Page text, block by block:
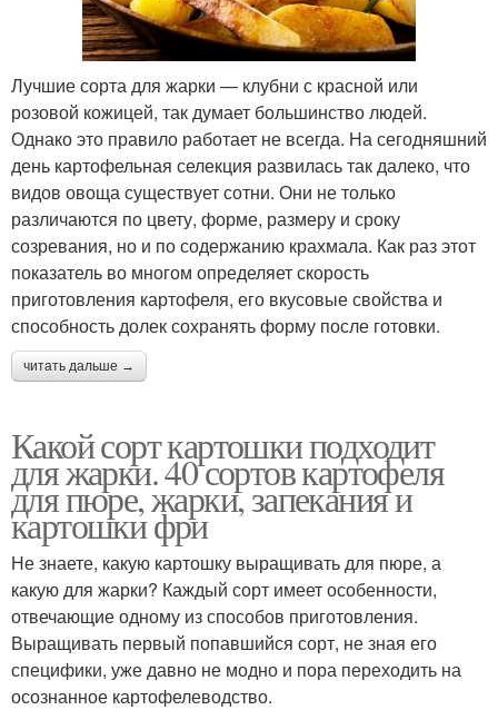
Лучшие сорта для жарки — клубни с красной или
розовой кожицей, так думает большинство людей.
Однако это правило работает не всегда. На сегодняшний
день картофельная селекция развилась так далеко, что
видов овоща существует сотни. Они не только
различаются по цвету, форме, размеру и сроку
созревания, но и по содержанию крахмала. Как раз этот
показатель во многом определяет скорость
приготовления картофеля, его вкусовые свойства и
способность долек сохранять форму после готовки.
читать дальше →
Какой сорт картошки подходит
для жарки. 40 сортов картофеля
для пюре, жарки, запекания и
картошки фри
Не знаете, какую картошку выращивать для пюре, а
какую для жарки? Каждый сорт имеет особенности,
отвечающие одному из способов приготовления.
Выращивать первый попавшийся сорт, не зная его
специфики, уже давно не модно и пора переходить на
осознанное картофелеводство.